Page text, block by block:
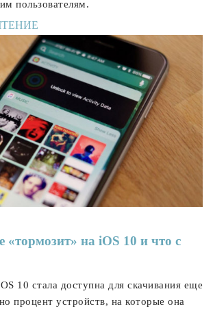
пользователям.
«тормозит» на iOS 10 и что с
10 стала доступна для скачивания еще
процент устройств, на которые она